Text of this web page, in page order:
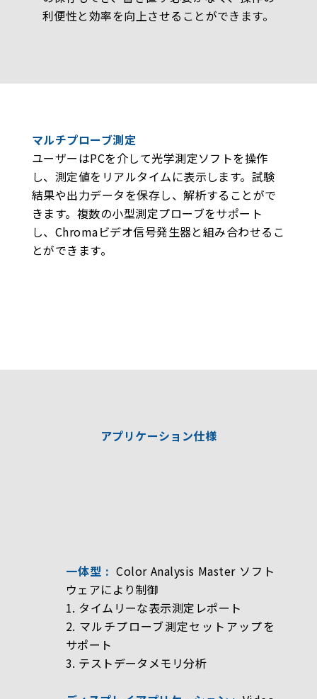
利便性と効率を向上させることができます。
マルチプローブ測定
ユーザーはPCを介して光学測定ソフトを操作
し、測定値をリアルタイムに表示します。試験
結果や出力データを保存し、解析することがで
きます。複数の小型測定プローブをサポート
し、Chromaビデオ信号発生器と組み合わせるこ
とができます。
アプリケーション仕様
一体型 :Color Analysis Master ソフト
ウェアにより制御
1. タイムリーな表示測定レポート
2. マルチプローブ測定セットアップを
サポート
3. テストデータメモリ分析